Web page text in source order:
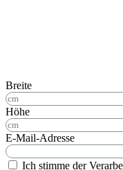
Breite
Höhe
E-Mail-Adresse
Ich stimme der